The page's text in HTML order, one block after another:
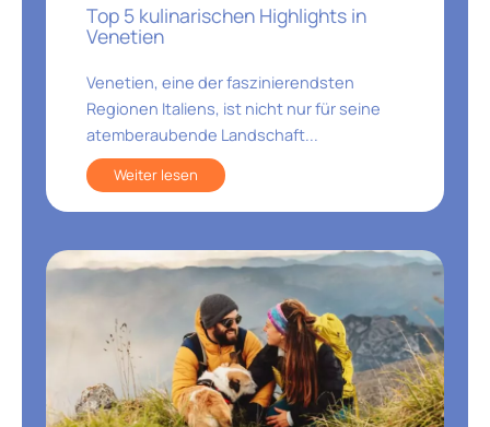
Top 5 kulinarischen Highlights in
Venetien
Venetien, eine der faszinierendsten
Regionen Italiens, ist nicht nur für seine
atemberaubende Landschaft...
Weiter lesen